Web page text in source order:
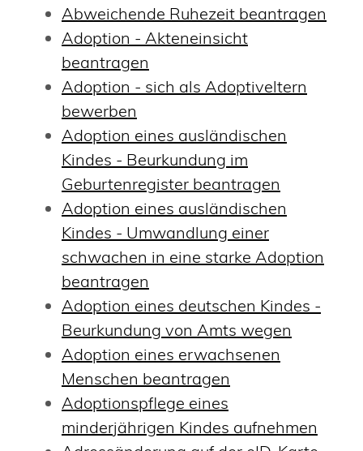
Abweichende Ruhezeit beantragen
Adoption - Akteneinsicht
beantragen
Adoption - sich als Adoptiveltern
bewerben
Adoption eines ausländischen
Kindes - Beurkundung im
Geburtenregister beantragen
Adoption eines ausländischen
Kindes - Umwandlung einer
schwachen in eine starke Adoption
beantragen
Adoption eines deutschen Kindes -
Beurkundung von Amts wegen
Adoption eines erwachsenen
Menschen beantragen
Adoptionspflege eines
minderjährigen Kindes aufnehmen